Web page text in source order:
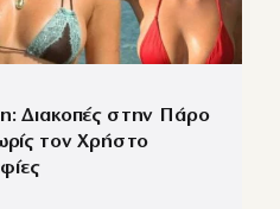
Διακοπές στην Πάρο
τον Χρήστο